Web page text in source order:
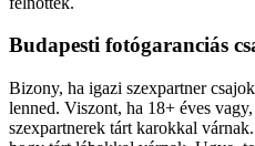
Budapesti fotógaranciás
Bizony, ha igazi szexpartner
lenned. Viszont, ha 18+ éves
szexpartnerek tárt karokkal